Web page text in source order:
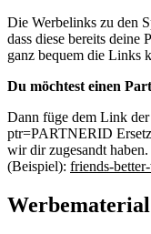
Die Werbelinks zu den
dass diese bereits deine
ganz bequem die Links
Du möchtest einen
Dann füge dem Link
ptr=PARTNERID
wir dir zugesandt
(Beispiel): friends-
Werbematerial